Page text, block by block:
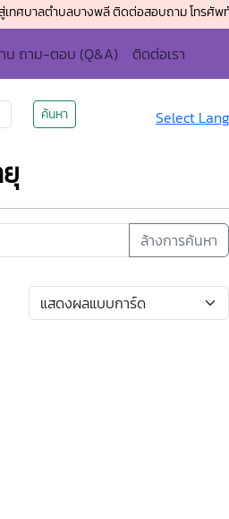
บลบางพลี ติดต่อสอบถาม โทรศัพท์ : 0-
น ถาม-ตอบ (Q&A) ติดต่อเรา
ค้นหา Select
ล้างการค้นหา